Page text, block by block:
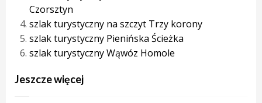
Czorsztyn
szlak turystyczny na szczyt Trzy korony
szlak turystyczny Pienińska Ścieżka
szlak turystyczny Wąwóz Homole
Jeszcze więcej